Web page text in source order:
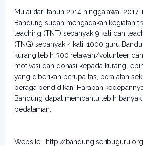
Mulai dari tahun 2014 hingga awal 2017
Bandung sudah mengadakan kegiatan
teaching (TNT) sebanyak 9 kali dan
(TNG) sebanyak 4 kali. 1000 guru
kurang lebih 300 relawan/volunteer
motivasi dan donasi kepada kurang
yang diberikan berupa tas, peralatan
peraga pendidikan. Harapan
Bandung dapat membantu lebih banyak
pedalaman.
Website : http://